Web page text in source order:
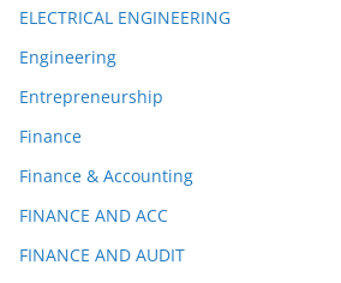
ELECTRICAL ENGINEERING
Engineering
Entrepreneurship
Finance
Finance & Accounting
FINANCE AND ACC
FINANCE AND AUDIT